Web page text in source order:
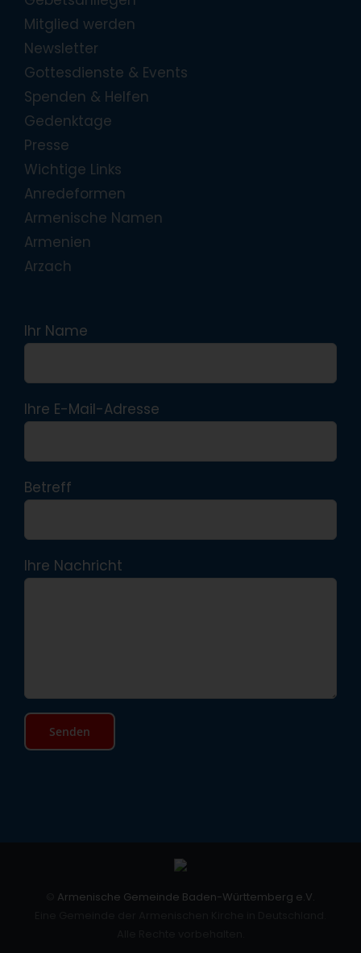
Mitglied werden
Newsletter
Gottesdienste & Events
Spenden & Helfen
Gedenktage
Presse
Wichtige Links
Anredeformen
Armenische Namen
Armenien
Arzach
Ihr Name
Ihre E-Mail-Adresse
Betreff
Ihre Nachricht
Armenische Gemeinde Baden-Württemberg e.V.